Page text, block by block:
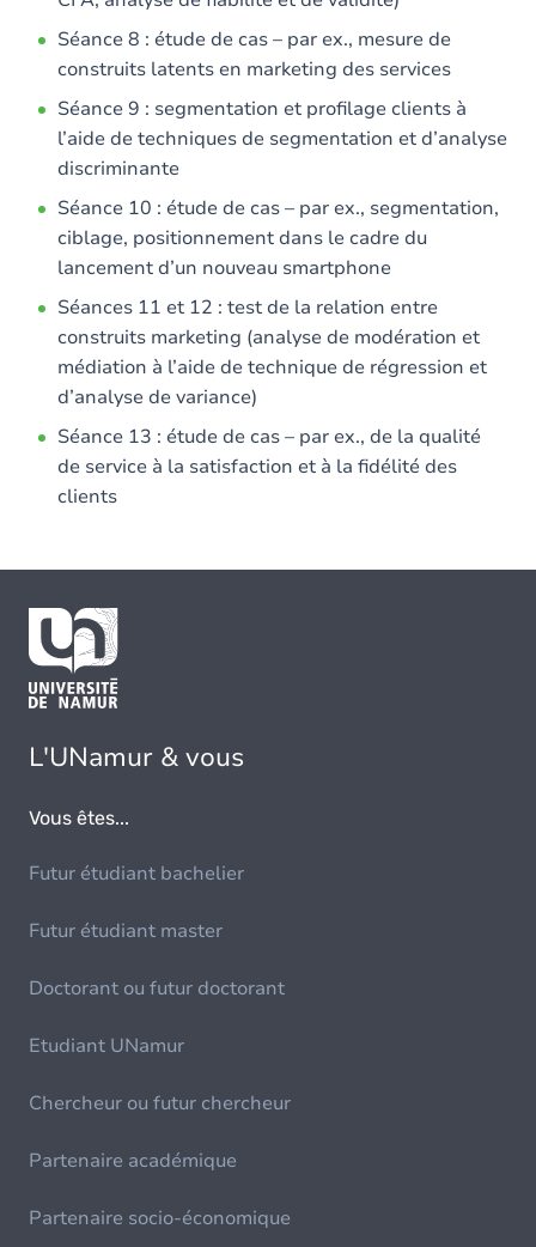
Séance 8 : étude de cas – par ex., mesure de
construits latents en marketing des services
Séance 9 : segmentation et profilage clients à
l’aide de techniques de segmentation et d’analyse
discriminante
Séance 10 : étude de cas – par ex., segmentation,
ciblage, positionnement dans le cadre du
lancement d’un nouveau smartphone
Séances 11 et 12 : test de la relation entre
construits marketing (analyse de modération et
médiation à l’aide de technique de régression et
d’analyse de variance)
Séance 13 : étude de cas – par ex., de la qualité
de service à la satisfaction et à la fidélité des
clients
L'UNamur & vous
Vous êtes...
Futur étudiant bachelier
Futur étudiant master
Doctorant ou futur doctorant
Etudiant UNamur
Chercheur ou futur chercheur
Partenaire académique
Partenaire socio-économique